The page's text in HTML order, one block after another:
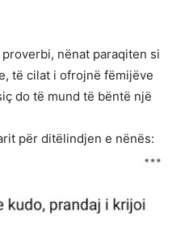
nënat paraqiten si
të cilat i ofrojnë fëmijëve
do të mund të bëntë një
për ditëlindjen e nënës: